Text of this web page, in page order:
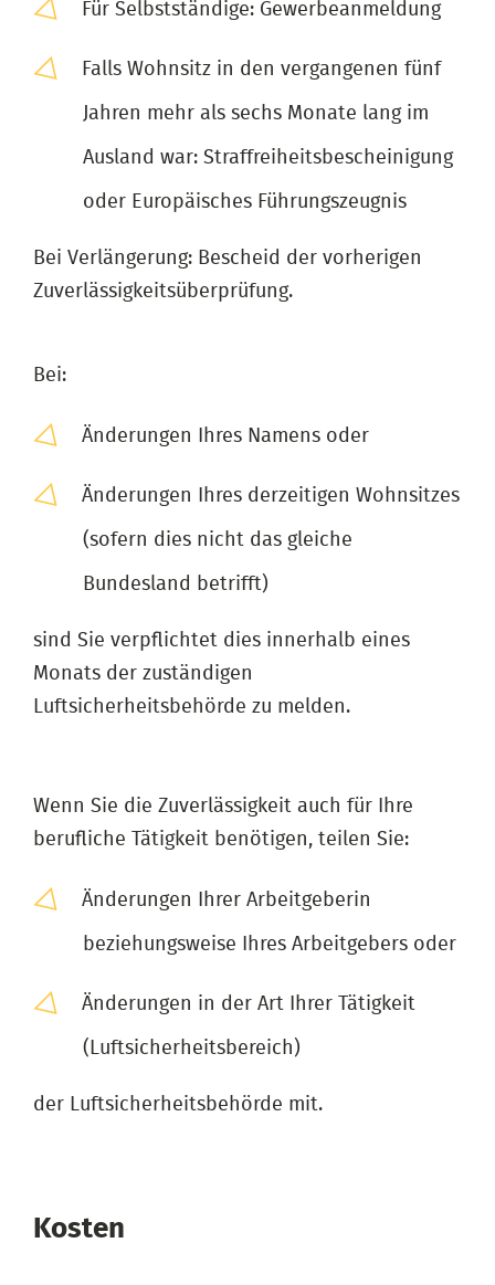
Für Selbstständige: Gewerbeanmeldung
Falls Wohnsitz in den vergangenen fünf
Jahren mehr als sechs Monate lang im
Ausland war: Straffreiheitsbescheinigung
oder Europäisches Führungszeugnis
Bei Verlängerung: Bescheid der vorherigen
Zuverlässigkeitsüberprüfung.
Bei:
Änderungen Ihres Namens oder
Änderungen Ihres derzeitigen Wohnsitzes
(sofern dies nicht das gleiche
Bundesland betrifft)
​​​​​​​sind Sie verpflichtet dies innerhalb eines
Monats der zuständigen
Luftsicherheitsbehörde zu melden.
​​​​​​​Wenn Sie die Zuverlässigkeit auch für Ihre
berufliche Tätigkeit benötigen, teilen Sie:
Änderungen Ihrer Arbeitgeberin
beziehungsweise Ihres Arbeitgebers oder
Änderungen in der Art Ihrer Tätigkeit
(Luftsicherheitsbereich)
​​​​​​​der Luftsicherheitsbehörde mit.
Kosten